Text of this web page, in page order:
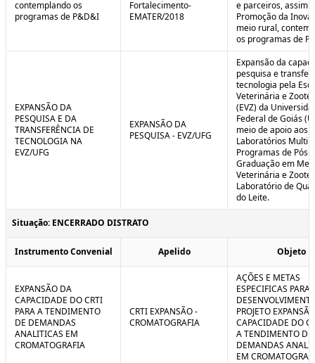
contemplando os
programas de P&D&I
Fortalecimento-
EMATER/2018
e parceiros, assim
Promoção da
meio rural,
os programas de
EXPANSÃO DA
PESQUISA E DA
TRANSFERÊNCIA DE
TECNOLOGIA NA
EVZ/UFG
EXPANSÃO DA
PESQUISA - EVZ/UFG
Expansão da
pesquisa e
tecnologia pela
Veterinária e
(EVZ) da
Federal de Goiás
meio de apoio aos
Laboratórios
Programas de Pós-
Graduação em
Veterinária e
Laboratório de
do Leite.
Situação: ENCERRADO DISTRATO
Instrumento Convenial Apelido Objeto
EXPANSÃO DA
CAPACIDADE DO CRTI
PARA A TENDIMENTO
DE DEMANDAS
ANALITICAS EM
CROMATOGRAFIA
CRTI EXPANSÃO -
CROMATOGRAFIA
AÇÕES E METAS
ESPECIFICAS PARA
PROJETO
CAPACIDADE DO
A TENDIMENTO DE
DEMANDAS
EM